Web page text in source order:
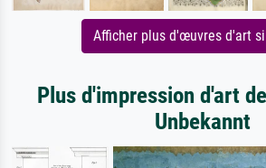
Afficher plus d'œuvres d'art
Plus d'impression d'art
Unbekannt